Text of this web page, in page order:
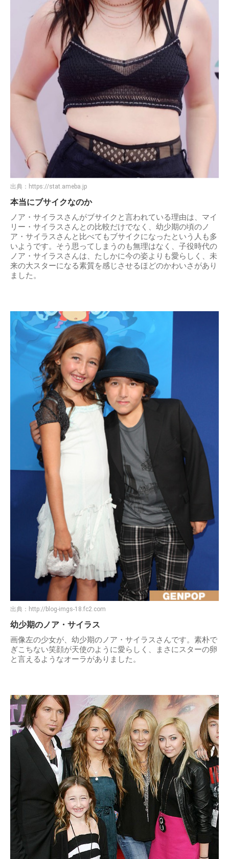
出典： https://stat.ameba.jp
本当にブサイクなのか
ノア・サイラスさんがブサイクと言われている理由は、マイ
リー・サイラスさんとの比較だけでなく、幼少期の頃のノ
ア・サイラスさんと比べてもブサイクになったという人も多
いようです。そう思ってしまうのも無理はなく、子役時代の
ノア・サイラスさんは、たしかに今の姿よりも愛らしく、未
来の大スターになる素質を感じさせるほどのかわいさがあり
ました。
出典： http://blog-imgs-18.fc2.com
幼少期のノア・サイラス
画像左の少女が、幼少期のノア・サイラスさんです。素朴で
ぎこちない笑顔が天使のように愛らしく、まさにスターの卵
と言えるようなオーラがありました。